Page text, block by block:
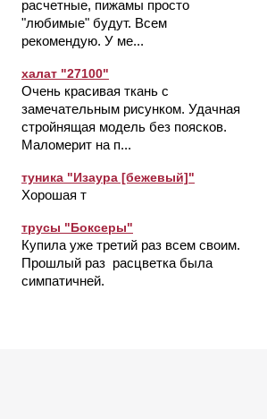
расчетные, пижамы просто
"любимые" будут. Всем
рекомендую. У ме...
халат "27100"
Очень красивая ткань с
замечательным рисунком. Удачная
стройнящая модель без поясков.
Маломерит на п...
туника "Изаура [бежевый]"
Хорошая т
трусы "Боксеры"
Купила уже третий раз всем своим.
Прошлый раз расцветка была
симпатичней.